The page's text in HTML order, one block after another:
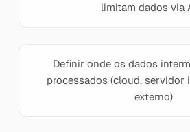
limitam dados via
Definir onde os dados
processados (cloud, servidor
externo)